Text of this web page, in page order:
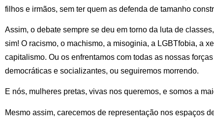
filhos e irmãos, sem ter quem as defenda de tamanho
Assim, o debate sempre se deu em torno da luta de
sim! O racismo, o machismo, a misoginia, a LGBTfobia, a
capitalismo. Ou os enfrentamos com todas as nossas
democráticas e socializantes, ou seguiremos morrendo.
E nós, mulheres pretas, vivas nos queremos, e somos a
Mesmo assim, carecemos de representação nos espaços